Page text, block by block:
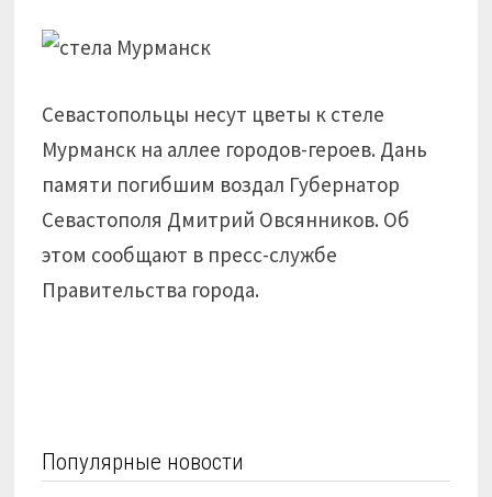
Севастопольцы несут цветы к стеле
Мурманск на аллее городов-героев. Дань
памяти погибшим воздал Губернатор
Севастополя Дмитрий Овсянников. Об
этом сообщают в пресс-службе
Правительства города.
Популярные новости